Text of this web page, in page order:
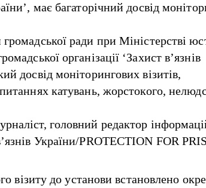
має багаторічний досвід
ради при Міністерстві
організації ‘Захист в’язнів
досвід моніторингових візитів,
питаннях катувань, жорстокого,
головний редактор
України/PROTECTION FOR
візиту до установи встановлено